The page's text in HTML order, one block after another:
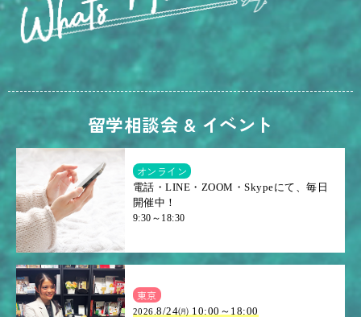
留学相談会 & イベント
オンライン
電話・LINE・ZOOM・Skypeにて、毎日
開催中！
9:30～18:30
東京
2026.8/24㈪ 10:00～18:00